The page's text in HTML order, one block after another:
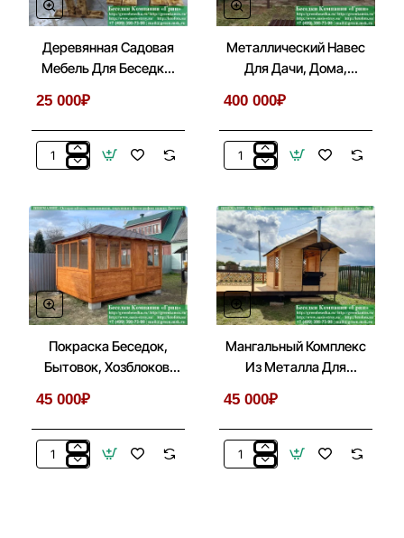
Деревянная Садовая
Мебель Для Беседки,
25 000₽
Деревянная
Для
Беседки,
Летней
Кухни
Металлический Навес
Для Дачи, Дома,
400 000₽
Металлический
Дачи,
Дома,
Автомобиля
Покраска Беседок,
Бытовок, Хозблоков,
45 000₽
Покраска
Мангальный Комплекс
Из Металла Для
45 000₽
Мангальный